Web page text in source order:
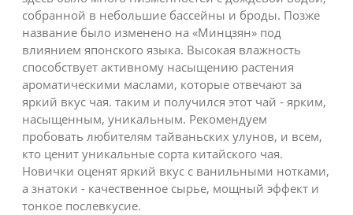
собранной в небольшие бассейны и броды. Позже
название было изменено на «Минцзян» под
влиянием японского языка. Высокая влажность
способствует активному насыщению растения
ароматическими маслами, которые отвечают за
яркий вкус чая. таким и получился этот чай - ярким,
насыщенным, уникальным. Рекомендуем
пробовать любителям тайваньских улунов, и всем,
кто ценит уникальные сорта китайского чая.
Новички оценят яркий вкус с ванильными нотками,
а знатоки - качественное сырье, мощный эффект и
тонкое послевкусие.